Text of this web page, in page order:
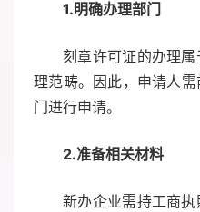
1.明确办理部门
刻章许可证的办理
理范畴。因此，申请人
门进行申请。
2.准备相关材料
新办企业需持工商